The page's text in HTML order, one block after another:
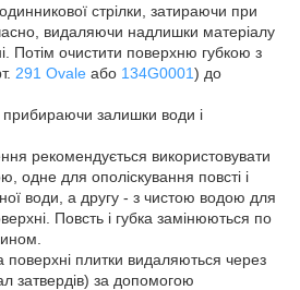
стрілки, затираючи при
видаляючи надлишки матеріалу
Потім очистити поверхню губкою з
291 Ovale або 134G0001) до
прибираючи залишки води і
рекомендується використовувати
одне для ополіскування повсті і
води, а другу - з чистою водою для
Повсть і губка замінюються по
плитки видаляються через
затвердів) за допомогою